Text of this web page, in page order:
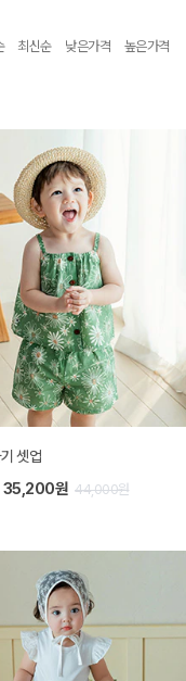
최신순 낮은가격 높은가격
셋업
35,200원 44,000원